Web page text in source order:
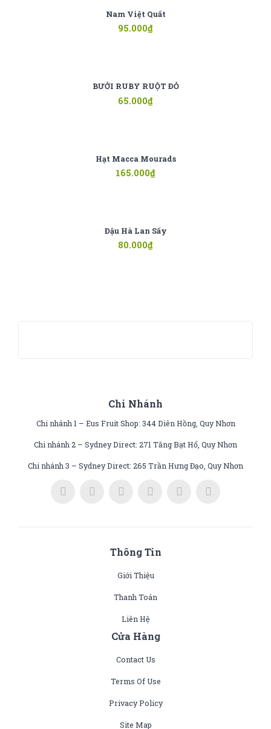
Nam Việt Quất
95.000₫
BƯỞI RUBY RUỘT ĐỎ
65.000₫
Hạt Macca Mourads
165.000₫
Đậu Hà Lan Sấy
80.000₫
Chi Nhánh
Chi nhánh 1 – Eus Fruit Shop: 344 Diên Hồng, Quy Nhơn
Chi nhánh 2 – Sydney Direct: 271 Tăng Bạt Hổ, Quy Nhơn
Chi nhánh 3 – Sydney Direct: 265 Trần Hưng Đạo, Quy Nhơn
Thông Tin
Giới Thiệu
Thanh Toán
Liên Hệ
Cửa Hàng
Contact Us
Terms Of Use
Privacy Policy
Site Map